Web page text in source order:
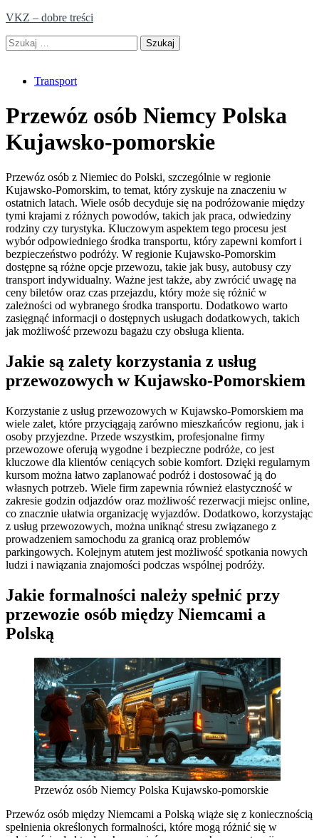
Skip
content
VKZ – dobre treści
Szukaj:
Transport
Przewóz osób Niemcy Polska
Kujawsko-pomorskie
Przewóz osób z Niemiec do Polski, szczególnie w regionie
Kujawsko-Pomorskim, to temat, który zyskuje na znaczeniu w
ostatnich latach. Wiele osób decyduje się na podróżowanie między
tymi krajami z różnych powodów, takich jak praca, odwiedziny
rodziny czy turystyka. Kluczowym aspektem tego procesu jest
wybór odpowiedniego środka transportu, który zapewni komfort i
bezpieczeństwo podróży. W regionie Kujawsko-Pomorskim
dostępne są różne opcje przewozu, takie jak busy, autobusy czy
transport indywidualny. Ważne jest także, aby zwrócić uwagę na
ceny biletów oraz czas przejazdu, który może się różnić w
zależności od wybranego środka transportu. Dodatkowo warto
zasięgnąć informacji o dostępnych usługach dodatkowych, takich
jak możliwość przewozu bagażu czy obsługa klienta.
Jakie są zalety korzystania z usług
przewozowych w Kujawsko-Pomorskiem
Korzystanie z usług przewozowych w Kujawsko-Pomorskiem ma
wiele zalet, które przyciągają zarówno mieszkańców regionu, jak i
osoby przyjezdne. Przede wszystkim, profesjonalne firmy
przewozowe oferują wygodne i bezpieczne podróże, co jest
kluczowe dla klientów ceniących sobie komfort. Dzięki regularnym
kursom można łatwo zaplanować podróż i dostosować ją do
własnych potrzeb. Wiele firm zapewnia również elastyczność w
zakresie godzin odjazdów oraz możliwość rezerwacji miejsc online,
co znacznie ułatwia organizację wyjazdów. Dodatkowo, korzystając
z usług przewozowych, można uniknąć stresu związanego z
prowadzeniem samochodu za granicą oraz problemów
parkingowych. Kolejnym atutem jest możliwość spotkania nowych
ludzi i nawiązania znajomości podczas wspólnej podróży.
Jakie formalności należy spełnić przy
przewozie osób między Niemcami a
Polską
Przewóz osób Niemcy Polska Kujawsko-pomorskie
Przewóz osób między Niemcami a Polską wiąże się z koniecznością
spełnienia określonych formalności, które mogą różnić się w